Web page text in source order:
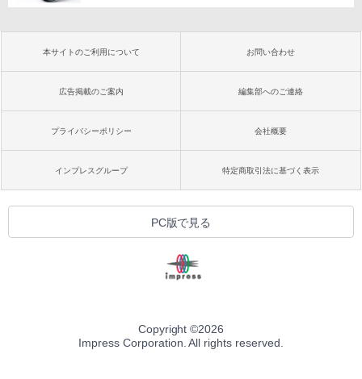
本サイトのご利用について お問い合わせ
広告掲載のご案内 編集部へのご連絡
プライバシーポリシー 会社概要
インプレスグループ 特定商取引法に基づく表示
PC版で見る
Copyright ©2026
Impress Corporation. All rights reserved.